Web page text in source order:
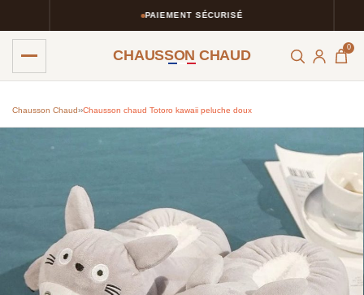
PAIEMENT SÉCURISÉ
CHAUSSON CHAUD 0
Chausson Chaud››Chausson chaud Totoro kawaii peluche doux